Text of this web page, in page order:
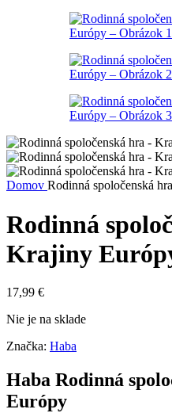
Domov Rodinná spoločenská
Rodinná
Krajiny
17,99 €
Nie je na sklade
Značka: Haba
Haba Rodinná
Európy